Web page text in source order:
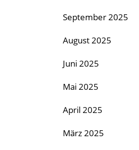
September 2025
August 2025
Juni 2025
Mai 2025
April 2025
März 2025